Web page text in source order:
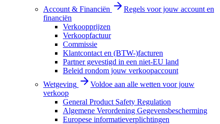
Account & Financiën
Regels voor jouw account en
financiën
Verkoopprijzen
Verkoopfactuur
Commissie
Klantcontact en (BTW-)facturen
Partner gevestigd in een niet-EU land
Beleid rondom jouw verkoopaccount
Wetgeving
Voldoe aan alle wetten voor jouw
verkoop
General Product Safety Regulation
Algemene Verordening Gegevensbescherming
Europese informatieverplichtingen